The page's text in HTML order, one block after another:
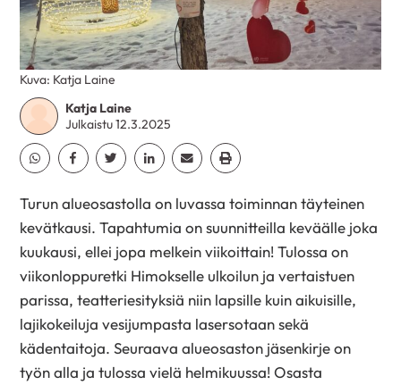
Katja Laine
Julkaistu 12.3.2025
Jaa Whatsapp
Jaa Facebook
Jaa TwitterJaa Linkedin
Jaa EmailJaa Print
Kuva: Katja Laine
Turun alueosastolla on luvassa toiminnan täyteinen
kevätkausi. Tapahtumia on suunnitteilla keväälle joka
kuukausi, ellei jopa melkein viikoittain! Tulossa on
viikonloppuretki Himokselle ulkoilun ja vertaistuen
parissa, teatteriesityksiä niin lapsille kuin aikuisille,
lajikokeiluja vesijumpasta lasersotaan sekä
kädentaitoja. Seuraava alueosaston jäsenkirje on
työn alla ja tulossa vielä helmikuussa! Osasta